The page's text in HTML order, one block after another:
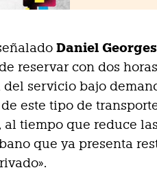
Daniel Georges
reservar con dos
servicio bajo
este tipo de
al tiempo que reduce
que ya presenta